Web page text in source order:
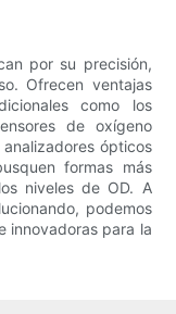
por su precisión,
Ofrecen ventajas
como los
de oxígeno
ópticos
formas más
niveles de OD. A
podemos
innovadoras para la